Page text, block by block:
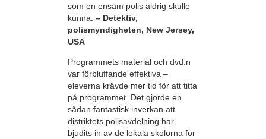
som en ensam polis aldrig skulle
kunna. – Detektiv,
polismyndigheten, New Jersey,
USA
Programmets material och dvd:n
var förbluffande effektiva –
eleverna krävde mer tid för att titta
på programmet. Det gjorde en
sådan fantastisk inverkan att
distriktets polisavdelning har
bjudits in av de lokala skolorna för